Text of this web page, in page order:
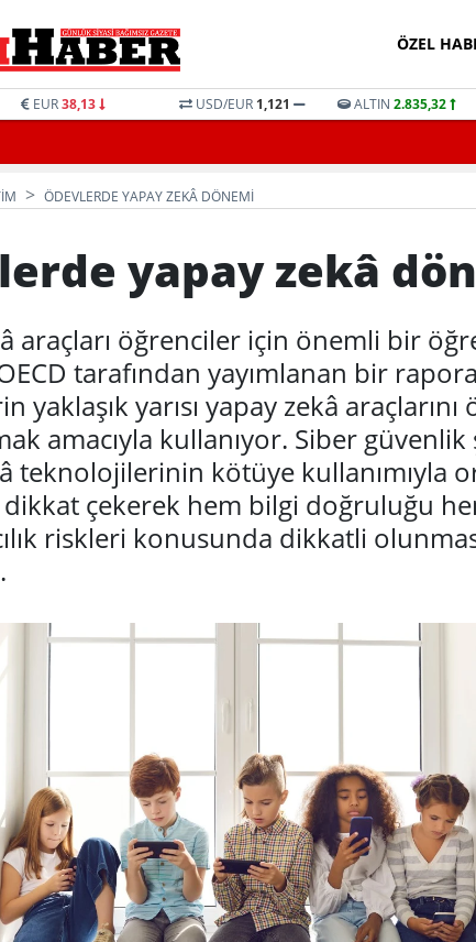
ÖZEL
EUR38,13 USD/EUR 1,121 ALTIN 2.835,32
ÖDEVLERDE YAPAY ZEKÂ DÖNEMI
yapay zekâ
araçları öğrenciler için önemli bir
tarafından yayımlanan bir
yaklaşık yarısı yapay zekâ
amacıyla kullanıyor. Siber güvenlik
teknolojilerinin kötüye kullanımıyla
çekerek hem bilgi doğruluğu
riskleri konusunda dikkatli